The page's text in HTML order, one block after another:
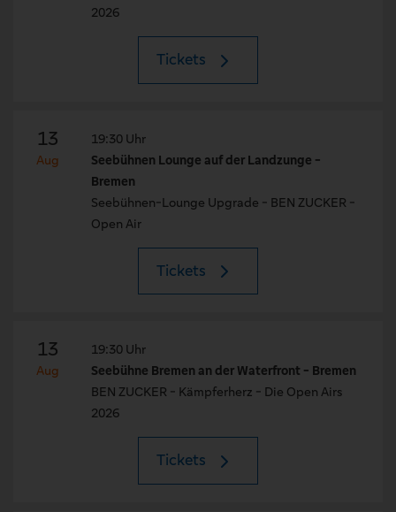
2026
Tickets
13
Aug
19:30 Uhr
Seebühnen Lounge auf der Landzunge -
Bremen
Seebühnen-Lounge Upgrade - BEN ZUCKER -
Open Air
Tickets
13
Aug
19:30 Uhr
Seebühne Bremen an der Waterfront - Bremen
BEN ZUCKER - Kämpferherz - Die Open Airs
2026
Tickets